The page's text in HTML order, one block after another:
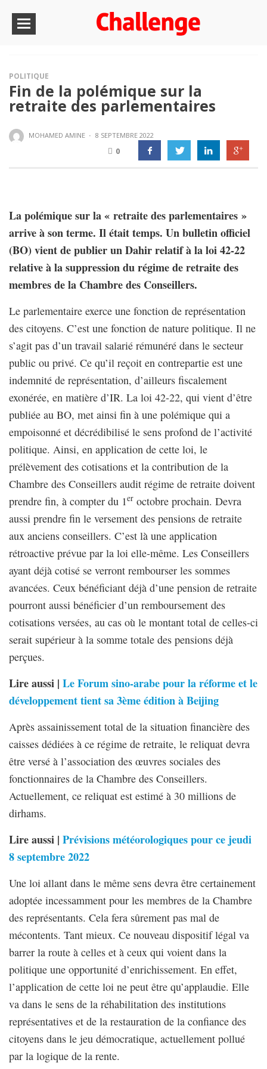
POLITIQUE
Fin de la polémique sur la
retraite des parlementaires
MOHAMED AMINE · 8 SEPTEMBRE 2022
0
La polémique sur la « retraite des parlementaires »
arrive à son terme. Il était temps. Un bulletin officiel
(BO) vient de publier un Dahir relatif à la loi 42-22
relative à la suppression du régime de retraite des
membres de la Chambre des Conseillers.
Le parlementaire exerce une fonction de représentation
des citoyens. C’est une fonction de nature politique. Il ne
s’agit pas d’un travail salarié rémunéré dans le secteur
public ou privé. Ce qu’il reçoit en contrepartie est une
indemnité de représentation, d’ailleurs fiscalement
exonérée, en matière d’IR. La loi 42-22, qui vient d’être
publiée au BO, met ainsi fin à une polémique qui a
empoisonné et décrédibilisé le sens profond de l’activité
politique. Ainsi, en application de cette loi, le
prélèvement des cotisations et la contribution de la
Chambre des Conseillers audit régime de retraite doivent
prendre fin, à compter du 1er octobre prochain. Devra
aussi prendre fin le versement des pensions de retraite
aux anciens conseillers. C’est là une application
rétroactive prévue par la loi elle-même. Les Conseillers
ayant déjà cotisé se verront rembourser les sommes
avancées. Ceux bénéficiant déjà d’une pension de retraite
pourront aussi bénéficier d’un remboursement des
cotisations versées, au cas où le montant total de celles-ci
serait supérieur à la somme totale des pensions déjà
perçues.
Lire aussi | Le Forum sino-arabe pour la réforme et le
développement tient sa 3ème édition à Beijing
Après assainissement total de la situation financière des
caisses dédiées à ce régime de retraite, le reliquat devra
être versé à l’association des œuvres sociales des
fonctionnaires de la Chambre des Conseillers.
Actuellement, ce reliquat est estimé à 30 millions de
dirhams.
Lire aussi | Prévisions météorologiques pour ce jeudi
8 septembre 2022
Une loi allant dans le même sens devra être certainement
adoptée incessamment pour les membres de la Chambre
des représentants. Cela fera sûrement pas mal de
mécontents. Tant mieux. Ce nouveau dispositif légal va
barrer la route à celles et à ceux qui voient dans la
politique une opportunité d’enrichissement. En effet,
l’application de cette loi ne peut être qu’applaudie. Elle
va dans le sens de la réhabilitation des institutions
représentatives et de la restauration de la confiance des
citoyens dans le jeu démocratique, actuellement pollué
par la logique de la rente.